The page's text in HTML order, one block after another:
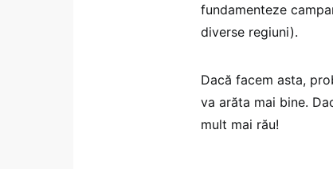
fundamenteze
diverse regiuni).
Dacă facem asta,
va arăta mai bine.
mult mai rău!